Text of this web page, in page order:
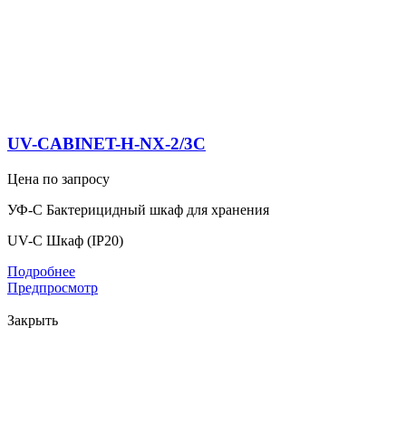
UV-CABINET-H-NX-2/3C
Цена по запросу
УФ-С Бактерицидный шкаф для хранения
UV-C Шкаф (IP20)
Подробнее
Предпросмотр
Закрыть